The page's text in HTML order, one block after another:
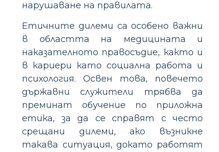
нарушаване на правилата.
Етичните дилеми са особено важни
в областта на медицината и
наказателното правосъдие, както и
в кариери като социална работа и
психология. Освен това, повечето
държавни служители трябва да
преминат обучение по приложна
етика, за да се справят с често
срещани дилеми, ако възникне
такава ситуация, докато работят